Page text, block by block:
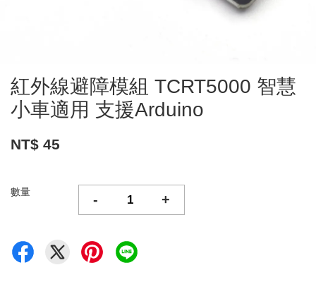
紅外線避障模組 TCRT5000 智慧
小車適用 支援Arduino
NT$ 45
數量 - +